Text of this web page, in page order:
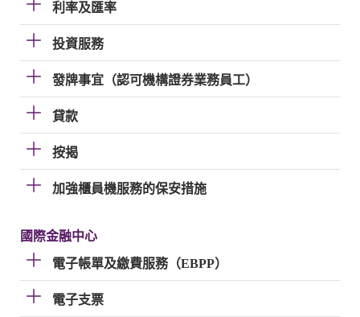
利率及匯率
投資服務
發牌事宜（認可機構證券業務員工）
貸款
按揭
加強櫃員機服務的保安措施
國際金融中心
電子帳單及繳費服務（EBPP）
電子支票